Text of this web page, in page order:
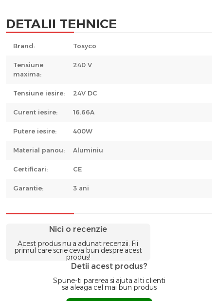
DETALII TEHNICE
Brand: Tosyco
Tensiune
maxima:
240 V
Tensiune iesire: 24V DC
Curent iesire: 16.66A
Putere iesire: 400W
Material panou: Aluminiu
Certificari: CE
Garantie: 3 ani
Nici o recenzie
Acest produs nu a adunat recenzii. Fii
primul care scrie ceva bun despre acest
produs!
Detii acest produs?
Spune-ti parerea si ajuta alti clienti
sa aleaga cel mai bun produs